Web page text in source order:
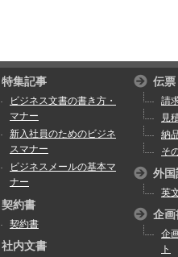
特集記事
ビジネス文書の書き方・
マナー
新入社員のためのビジネ
スマナー
ビジネスメールの基本マ
ナー
契約書
契約書
社内文書
伝票
請
見
納
そ
外国
英
企画
企
ト